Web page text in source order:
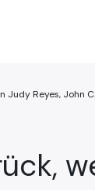
Judy Reyes, John